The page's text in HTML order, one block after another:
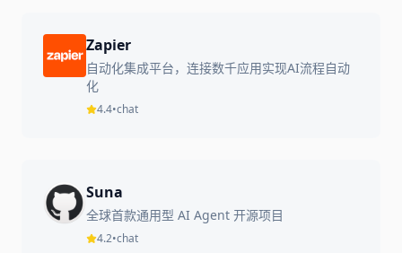
Zapier
自动化集成平台，连接数千应用实现AI流程自动
化
4.4•chat
Suna
全球首款通用型 AI Agent 开源项目
4.2•chat